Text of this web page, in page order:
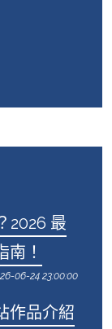
2026 最
南！
06-24 23:00:00
作品介紹